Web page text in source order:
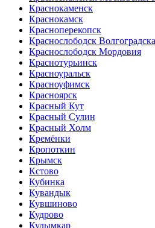
Краснокаменск
Краснокамск
Красноперекопск
Краснослободск
Краснослободск Мордовия
Краснотурьинск
Красноуральск
Красноуфимск
Красноярск
Красный Кут
Красный Сулин
Красный Холм
Кремёнки
Кропоткин
Крымск
Кстово
Кубинка
Кувандык
Кувшиново
Кудрово
Кудымкар